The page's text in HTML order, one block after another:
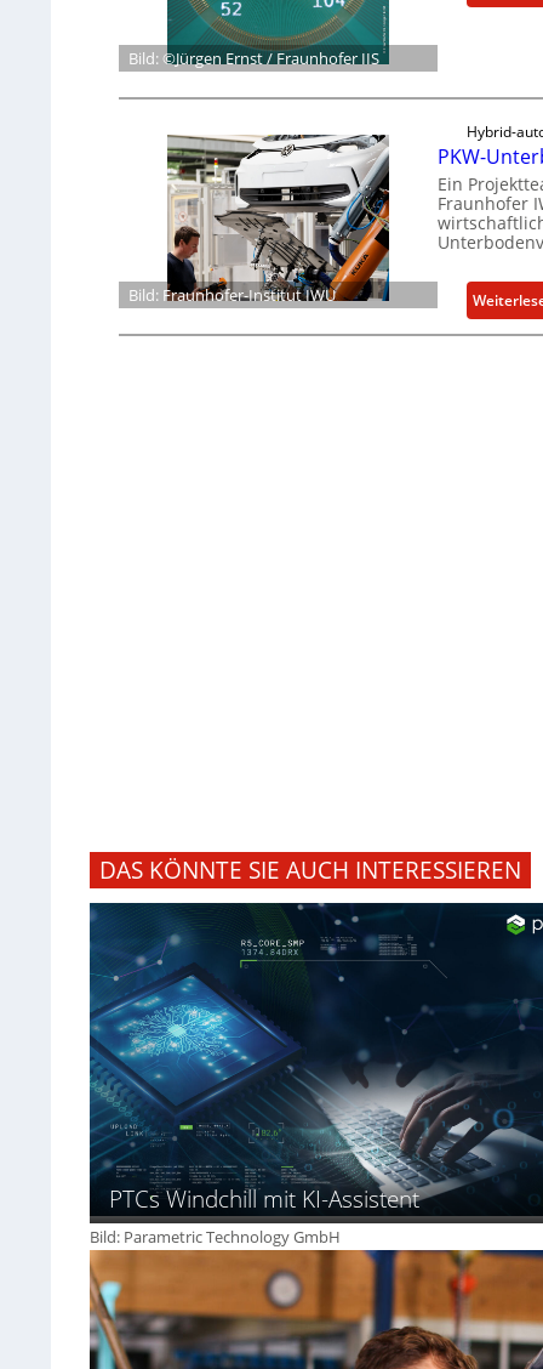
Bild: ©Jürgen Ernst / Fraunhofer IIS
Bild: Fraunhofer-Institut IWU
Hybrid-
PKW-
Ein
Fraunhofer
DAS KÖNNTE SIE AUCH INTERESSIEREN
PTCs Windchill mit KI-Assistent
Bild: Parametric Technology GmbH